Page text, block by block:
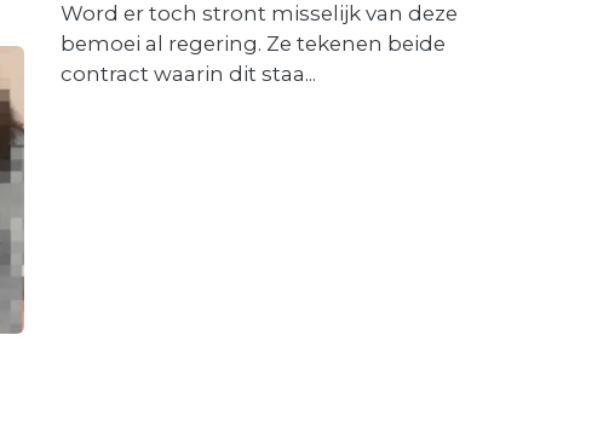
Word er toch stront misselijk van deze
bemoei al regering. Ze tekenen beide
contract waarin dit staa...